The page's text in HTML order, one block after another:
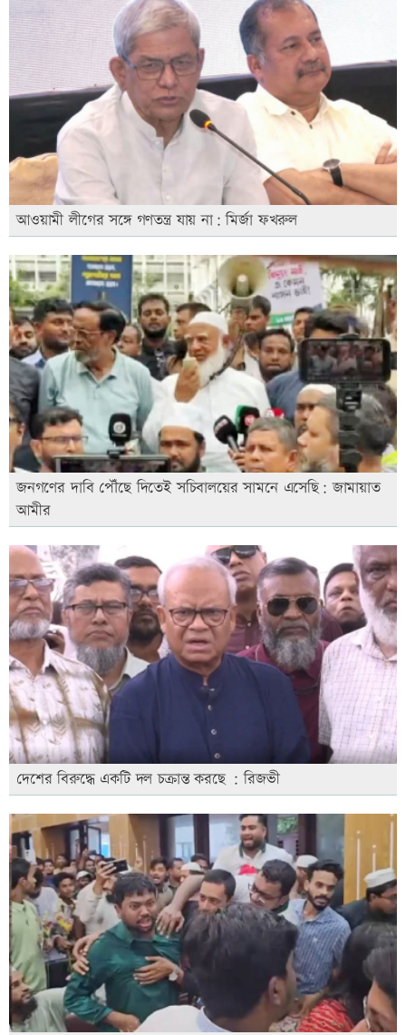
আওয়ামী লীগের সঙ্গে গণতন্ত্র যায় না: মির্জা ফখরুল
জনগণের দাবি পৌঁছে দিতেই সচিবালয়ের সামনে এসেছি: জামায়াত
আমীর
দেশের বিরুদ্ধে একটি দল চক্রান্ত করছে : রিজভী